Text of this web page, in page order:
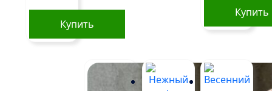
Купить
Купить